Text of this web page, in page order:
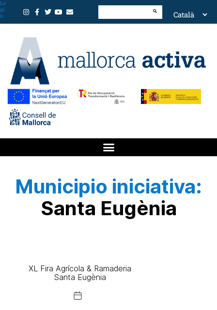
Lo
gi
n
Municipio iniciativa:
Santa Eugènia
XL Fira Agrícola & Ramaderia
Santa Eugènia